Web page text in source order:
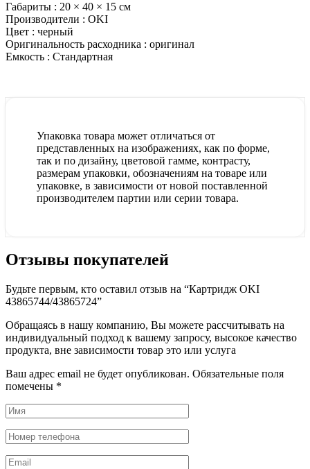
Габариты : 20 × 40 × 15 см
Производители : OKI
Цвет : черный
Оригинальность расходника : оригинал
Емкость : Стандартная
Упаковка товара может отличаться от
представленных на изображениях, как по форме,
так и по дизайну, цветовой гамме, контрасту,
размерам упаковки, обозначениям на товаре или
упаковке, в зависимости от новой поставленной
производителем партии или серии товара.
Отзывы покупателей
Будьте первым, кто оставил отзыв на “Картридж OKI
43865744/43865724”
Обращаясь в нашу компанию, Вы можете рассчитывать на
индивидуальный подход к вашему запросу, высокое качество
продукта, вне зависимости товар это или услуга
Ваш адрес email не будет опубликован. Обязательные поля
помечены *